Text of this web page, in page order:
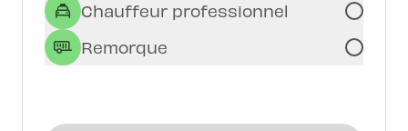
Chauffeur professionnel
Remorque